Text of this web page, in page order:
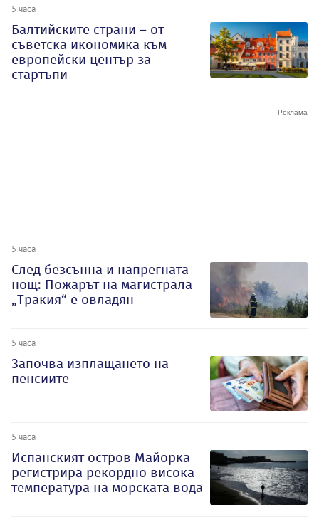
5 часа
Балтийските страни – от
съветска икономика към
европейски център за
стартъпи
5 часа
След безсънна и напрегната
нощ: Пожарът на магистрала
„Тракия“ е овладян
5 часа
Започва изплащането на
пенсиите
5 часа
Испанският остров Майорка
регистрира рекордно висока
температура на морската вода